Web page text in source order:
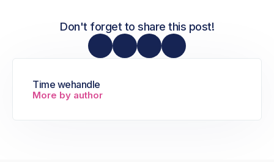
Don't forget to share this post!
Time wehandle
More by author